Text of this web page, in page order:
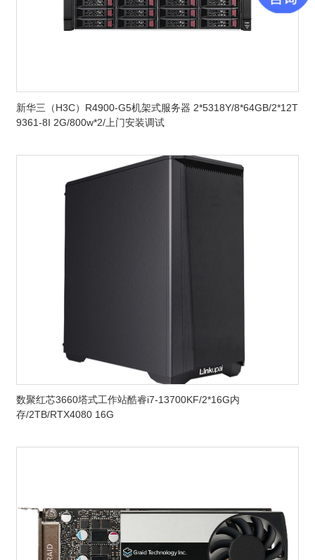
新华三（H3C）R4900-G5机架式服务器 2*5318Y/8*64GB/2*12T
9361-8I 2G/800w*2/上门安装调试
数聚红芯3660塔式工作站酷睿i7-13700KF/2*16G内
存/2TB/RTX4080 16G